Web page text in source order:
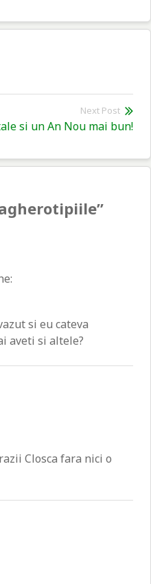
Next Post
si un An Nou mai bun!
si eu cateva
aveti si altele?
Closca fara nici o